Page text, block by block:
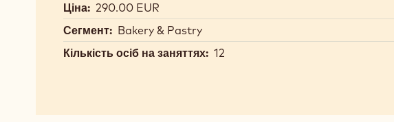
Ціна: 290.00 EUR
Сегмент: Bakery & Pastry
Кількість осіб на заняттях: 12